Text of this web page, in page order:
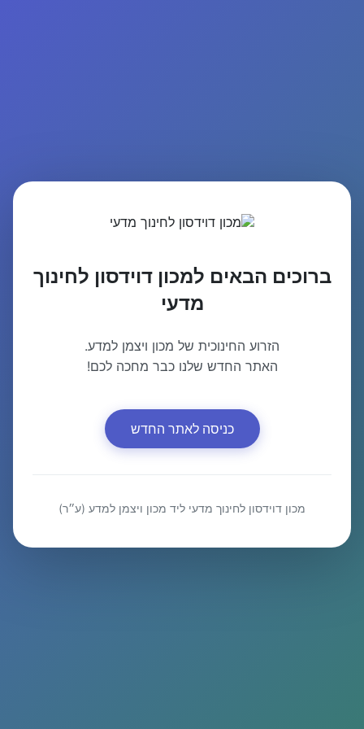
ברוכים הבאים למכון דוידסון לחינוך
מדעי
הזרוע החינוכית של מכון ויצמן למדע.
האתר החדש שלנו כבר מחכה לכם!
כניסה לאתר החדש
מכון דוידסון לחינוך מדעי ליד מכון ויצמן למדע (ע״ר)